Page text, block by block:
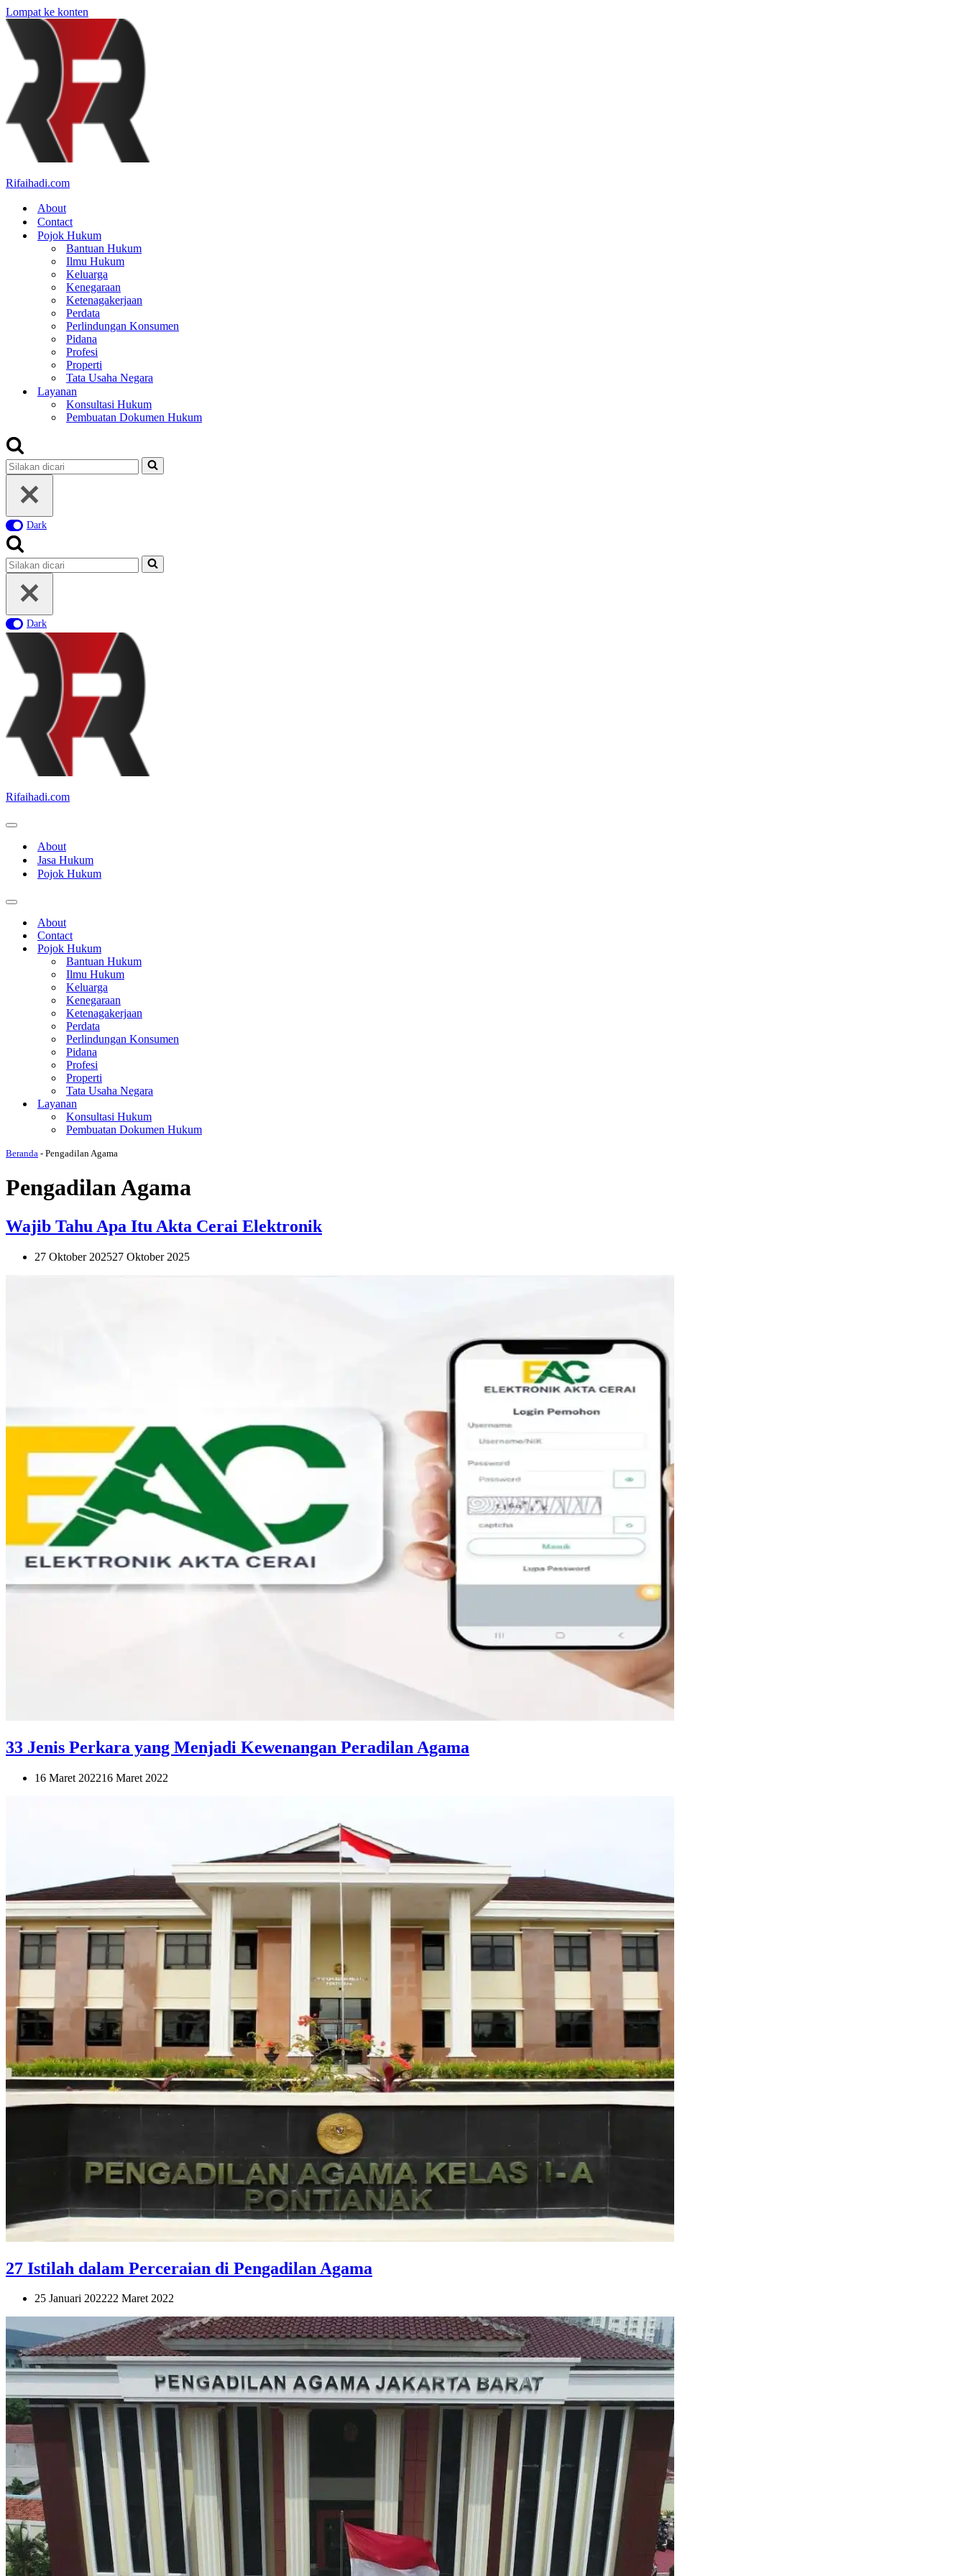
Lompat ke konten
Rifaihadi.com
About
Contact
Pojok Hukum
Bantuan Hukum
Ilmu Hukum
Keluarga
Kenegaraan
Ketenagakerjaan
Perdata
Perlindungan Konsumen
Pidana
Profesi
Properti
Tata Usaha Negara
Layanan
Konsultasi Hukum
Pembuatan Dokumen Hukum
Pencarian
untuk...
Dark
Pencarian
untuk...
Dark
Rifaihadi.com
Menu
NavigasiAbout
Jasa Hukum
Pojok Hukum
Menu
NavigasiAbout
Contact
Pojok Hukum
Bantuan Hukum
Ilmu Hukum
Keluarga
Kenegaraan
Ketenagakerjaan
Perdata
Perlindungan Konsumen
Pidana
Profesi
Properti
Tata Usaha Negara
Layanan
Konsultasi Hukum
Pembuatan Dokumen Hukum
Beranda - Pengadilan Agama
Pengadilan Agama
Wajib Tahu Apa Itu Akta Cerai Elektronik
27 Oktober 202527 Oktober 2025
33 Jenis Perkara yang Menjadi Kewenangan Peradilan Agama
16 Maret 202216 Maret 2022
27 Istilah dalam Perceraian di Pengadilan Agama
25 Januari 202222 Maret 2022